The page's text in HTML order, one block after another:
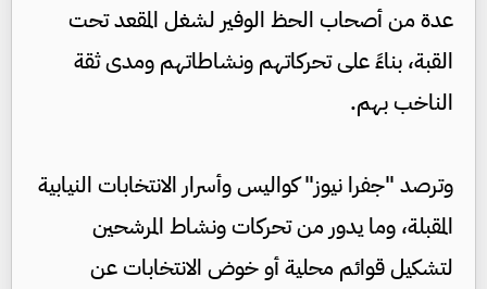
عدة من أصحاب الحظ الوفير لشغل المقعد تحت
القبة، بناءً على تحركاتهم ونشاطاتهم ومدى ثقة
الناخب بهم.
وترصد "جفرا نيوز" كواليس وأسرار الانتخابات النيابية
المقبلة، وما يدور من تحركات ونشاط المرشحين
لتشكيل قوائم محلية أو خوض الانتخابات عن